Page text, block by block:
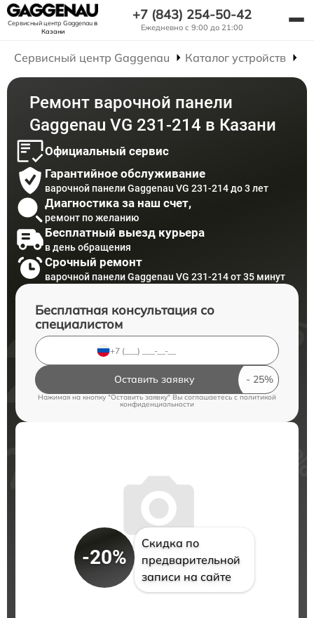
Сервисный центр Gaggenauв
Казани
+7 (843) 254-50-42
Ежедневно с 9:00 до 21:00
Сервисный центр Gaggenau Каталог устройств
Ремонт варочной панели
Gaggenau VG 231-214 в Казани
Официальный сервис
Гарантийное обслуживание
варочной панели Gaggenau VG 231-214 до 3 лет
Диагностика за наш счет,
ремонт по желанию
Бесплатный выезд курьера
в день обращения
Срочный ремонт
варочной панели Gaggenau VG 231-214 от 35 минут
Бесплатная консультация со
специалистом
Оставить заявку
Нажимая на кнопку "Оставить заявку" Вы соглашаетесь c политикой
конфиденциальности
-20%
Скидка по
предварительной
записи на сайте